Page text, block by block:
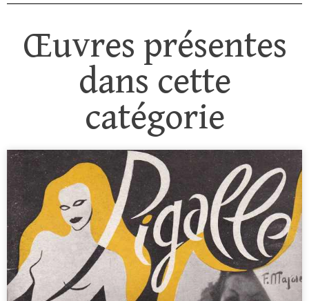
Œuvres présentes
dans cette
catégorie